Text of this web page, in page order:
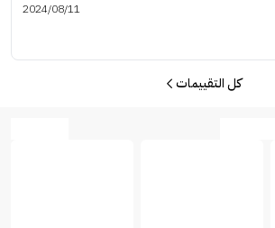
2024/08/11
كل التقييمات